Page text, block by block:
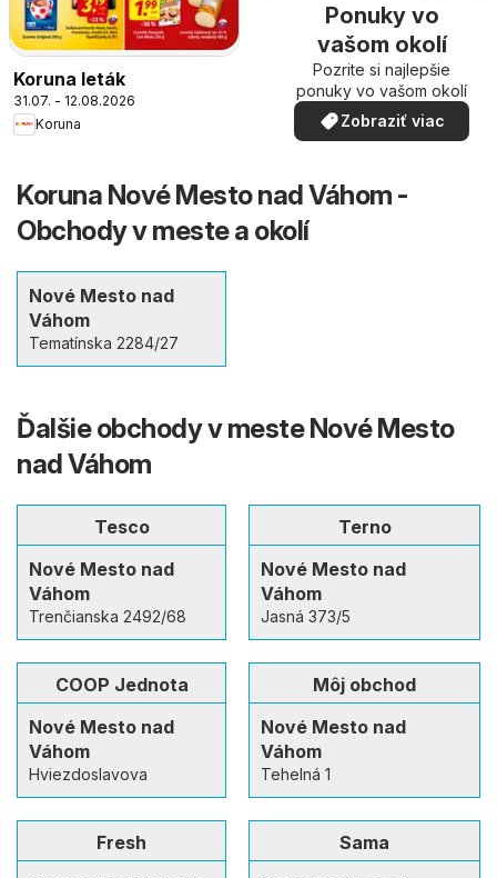
Koruna leták
31.07. - 12.08.2026
Koruna
Ponuky vo
vašom okolí
Pozrite si najlepšie
ponuky vo vašom okolí
Zobraziť viac
Koruna Nové Mesto nad Váhom -
Obchody v meste a okolí
Nové Mesto nad
Váhom
Tematínska 2284/27
Ďalšie obchody v meste Nové Mesto
nad Váhom
Tesco
Nové Mesto nad
Váhom
Trenčianska 2492/68
Terno
Nové Mesto nad
Váhom
Jasná 373/5
COOP Jednota
Nové Mesto nad
Váhom
Hviezdoslavova
Môj obchod
Nové Mesto nad
Váhom
Tehelná 1
Fresh
Sama